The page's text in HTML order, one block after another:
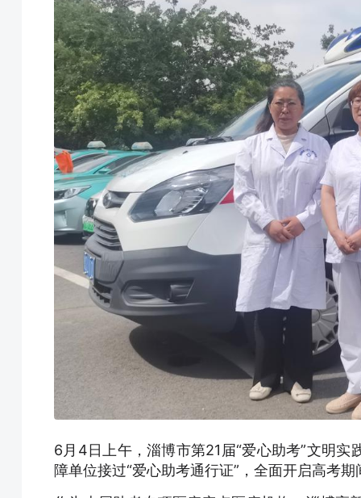
6月4日上午，淄博市第21届“爱心助考”文明
障单位接过“爱心助考通行证”，全面开启高考